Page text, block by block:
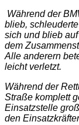
Während der
blieb,
sich und blieb
dem
Alle anderern
leicht verletzt.
Während der
Straße komplett
Einsatzstelle
den